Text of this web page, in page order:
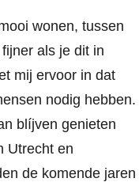
wonen, tussen
als je dit in
mij ervoor in dat
nodig hebben.
blíjven genieten
Utrecht en
de komende jaren